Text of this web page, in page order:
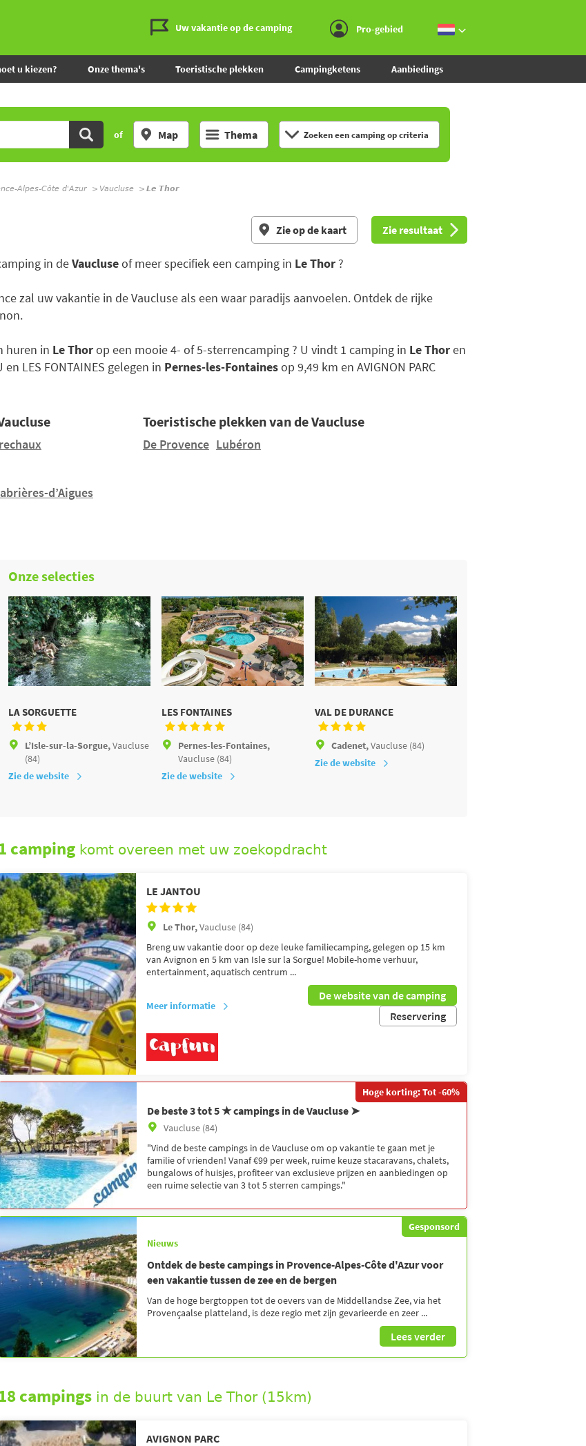
Uw vakantie op de camping Pro-gebied
u kiezen? Onze thema's Toeristische plekken Campingketens Aanbiedings
of Map Thema Zoeken een camping op criteria
Alpes-Côte d'Azur Vaucluse Le Thor
Zie op de kaart Zie resultaat
in deVaucluseof meer specifiek een camping in Le Thor ?
zal uw vakantie in de Vaucluse als een waar paradijs aanvoelen. Ontdek de rijke
huren in Le Thorop een mooie 4- of 5-sterrencamping ? U vindt 1 camping in Le Thoren
LES FONTAINES gelegen in Pernes-les-Fontainesop 9,49 km en AVIGNON PARC
d’Aigues
Toeristische plekken van de Vaucluse
De Provence Lubéron
Onze selecties
LA SORGUETTE
L’Isle-sur-la-Sorgue,Vaucluse
(84)
Zie de website
LES FONTAINES
Pernes-les-Fontaines,
Vaucluse (84)
Zie de website
VAL DE DURANCE
Cadenet,Vaucluse (84)
Zie de website
camping komt overeen met uw zoekopdracht
LE JANTOU
Le Thor,Vaucluse (84)
Breng uw vakantie door op deze leuke familiecamping, gelegen op 15 km
van Avignon en 5 km van Isle sur la Sorgue! Mobile-home verhuur,
entertainment, aquatisch centrum ...
Meer informatie
De website van de camping
Reservering
Hoge korting: Tot -60%
De beste 3 tot 5 ★ campings in de Vaucluse ➤
Vaucluse (84)
"Vind de beste campings in de Vaucluse om op vakantie te gaan met je
familie of vrienden! Vanaf €99 per week, ruime keuze stacaravans, chalets,
bungalows of huisjes, profiteer van exclusieve prijzen en aanbiedingen op
een ruime selectie van 3 tot 5 sterren campings."
Gesponsord
Nieuws
Ontdek de beste campings in Provence-Alpes-Côte d'Azur voor
een vakantie tussen de zee en de bergen
Van de hoge bergtoppen tot de oevers van de Middellandse Zee, via het
Provençaalse platteland, is deze regio met zijn gevarieerde en zeer ...
Lees verder
campings in de buurt van Le Thor (15km)
AVIGNON PARC